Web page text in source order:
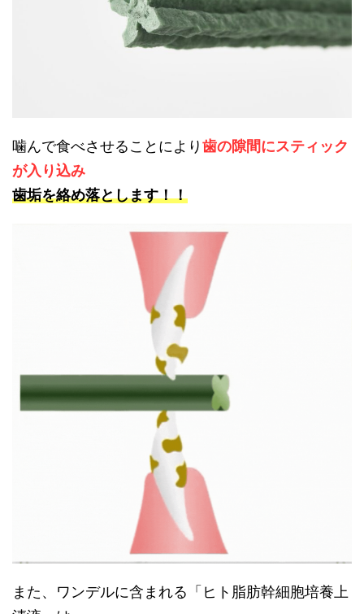
噛んで食べさせることにより歯の隙間にスティック
が入り込み
歯垢を絡め落とします！！
また、ワンデルに含まれる「ヒト脂肪幹細胞培養上